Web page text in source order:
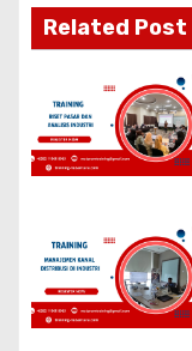
a
t
o
n
Related Post